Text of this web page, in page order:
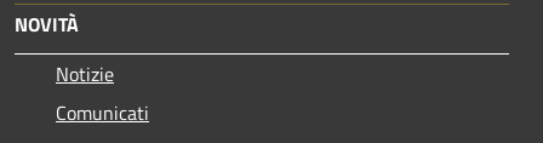
NOVITÀ
Notizie
Comunicati